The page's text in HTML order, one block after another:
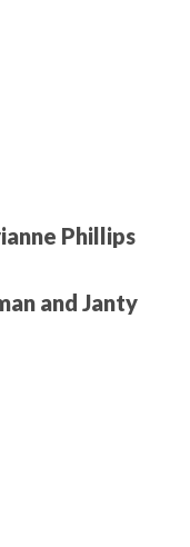
Phillips
and Janty